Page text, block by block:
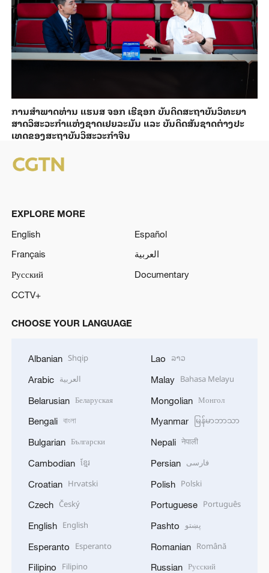
ການ​ສຳ​ພາດ​ທ່ານ ແຮນ​ສ ຈອກ ເຮີ​ຊອກ ​ບັນ​ດິດ​ສະ​ຖາ​ບັນວິ​ທະ​ຍາ​
ສາດວິ​ສະ​ວະ​ກຳ​ແຫ່ງ​ຊາດ​ເຢຍ​ລະ​ມັນ ແລະ ບັນ​ດິດ​ສັນ​ຊາດ​ຕ່າງ​ປະ​
ເທດ​ຂອງສະ​ຖາ​ບັນ​ວິ​ສະ​ວະ​ກຳ​ຈີນ
EXPLORE MORE
English
Español
Français
العربية
Русский
Documentary
CCTV+
CHOOSE YOUR LANGUAGE
Albanian Shqip
Arabic العربية
Belarusian Беларуская
Bengali বাংলা
Bulgarian Български
Cambodian ខ្មែរ
Croatian Hrvatski
Czech Český
English English
Esperanto Esperanto
Filipino Filipino
Lao ລາວ
Malay Bahasa Melayu
Mongolian Монгол
Myanmar မြန်မာဘာသာ
Nepali नेपाली
Persian فارسی
Polish Polski
Portuguese Português
Pashto پښتو
Romanian Română
Russian Русский